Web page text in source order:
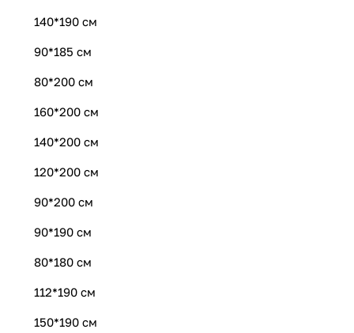
140*190 см
90*185 см
80*200 см
160*200 см
140*200 см
120*200 см
90*200 см
90*190 см
80*180 см
112*190 см
150*190 см